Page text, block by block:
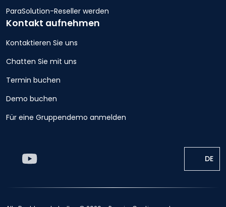
ParaSolution-Reseller werden
Kontakt aufnehmen
Kontaktieren Sie uns
Chatten Sie mit uns
Termin buchen
Demo buchen
Für eine Gruppendemo anmelden
DE